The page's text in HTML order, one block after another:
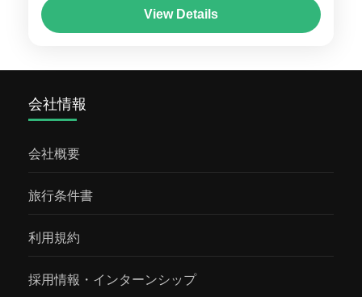
House Resort（ビーチハウス リゾート）に宿
泊し、 ギリ島 の開放感あふれるビーチフロン
し、レストランやショップへのアクセスも良
ラックスした雰囲気を楽しめます。 目の前に
は美しいビーチが広がり、プールやレストラ
ンなど施設も充実。カップルやハネムーン、
家族旅行にもおすすめです。 Beach House
Resort で、気軽に楽しめるリゾート体験とア
View Details
会社情報
会社概要
旅行条件書
利用規約
採用情報・インターンシップ